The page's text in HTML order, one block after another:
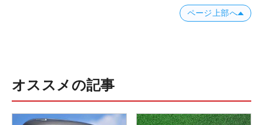
ページ上部へ
オススメの記事